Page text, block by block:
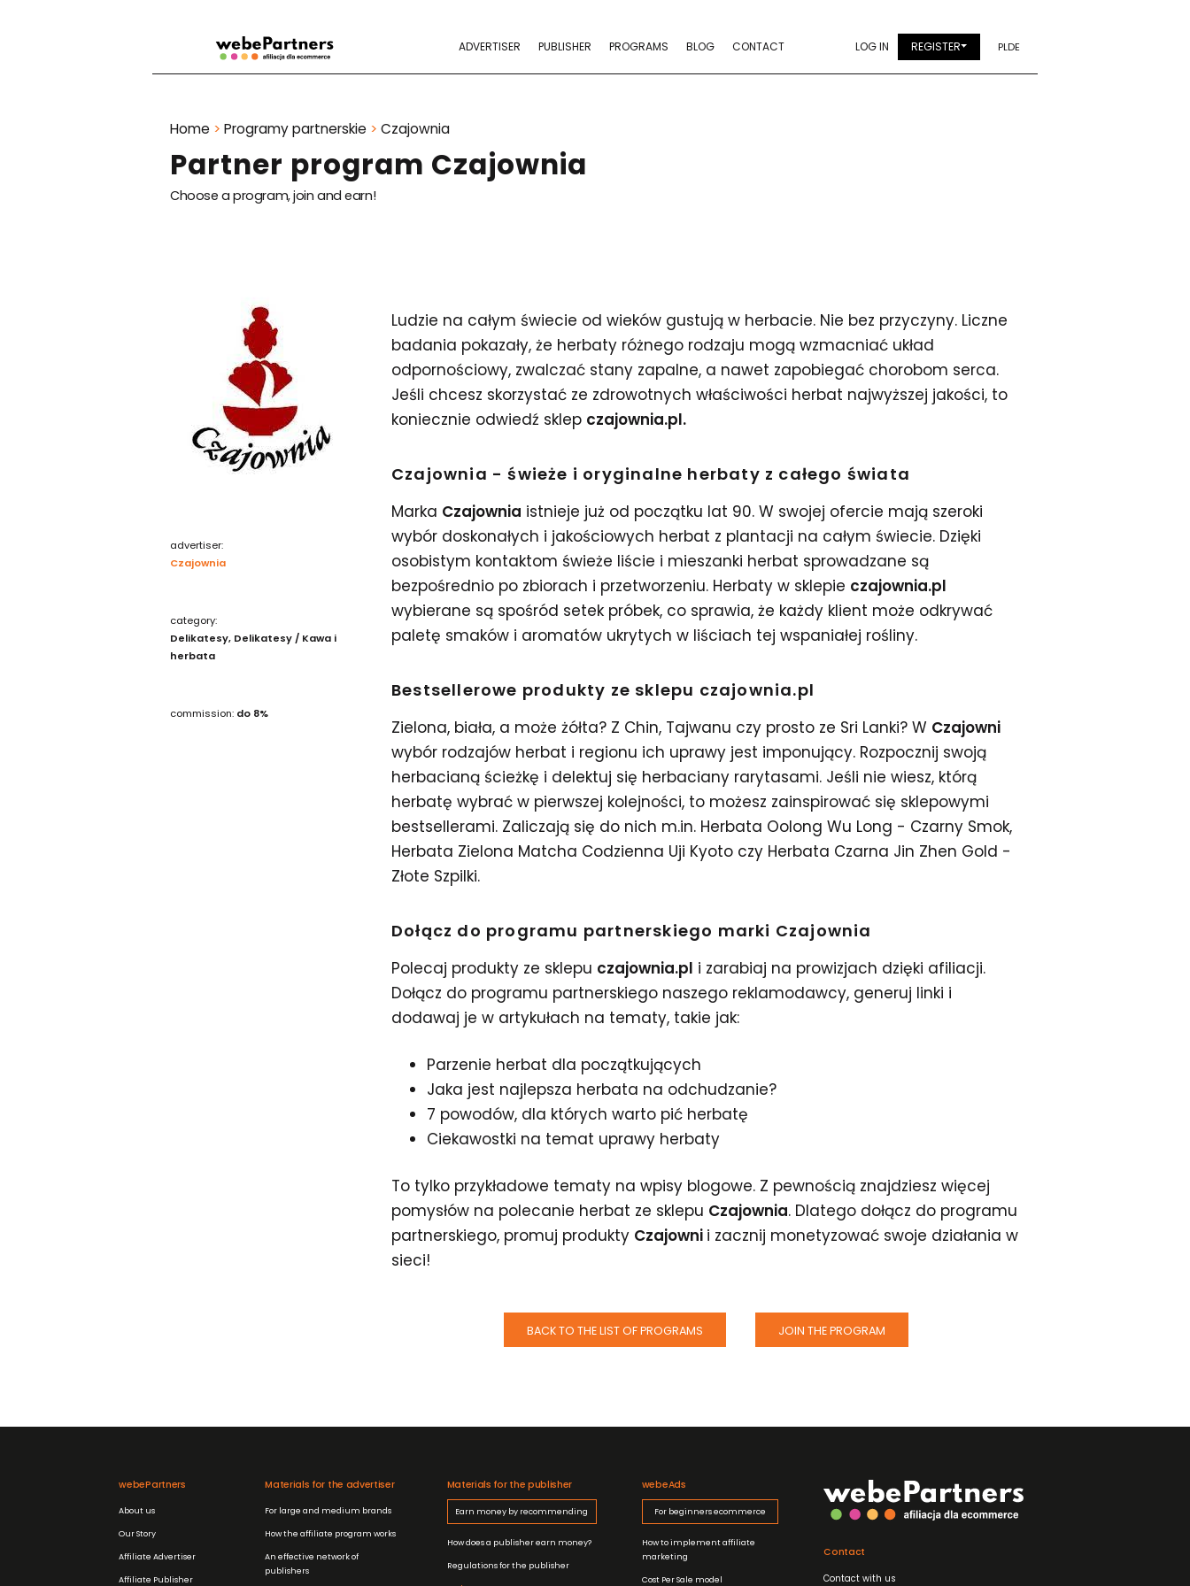
PLDE
LOG IN REGISTER
ADVERTISER PUBLISHER PROGRAMS BLOG CONTACT
Partner program Czajownia
Choose a program, join and earn!
Home > Programy partnerskie > Czajownia
advertiser:
Czajownia
category:
Delikatesy Delikatesy / Kawa i
herbata
commission: do 8%
Ludzie na całym świecie od wieków gustują w herbacie. Nie bez przyczyny. Liczne
badania pokazały, że herbaty różnego rodzaju mogą wzmacniać układ
odpornościowy, zwalczać stany zapalne, a nawet zapobiegać chorobom serca.
Jeśli chcesz skorzystać ze zdrowotnych właściwości herbat najwyższej jakości, to
koniecznie odwiedź sklep czajownia.pl.
Czajownia - świeże i oryginalne herbaty z całego świata
Marka Czajownia istnieje już od początku lat 90. W swojej ofercie mają szeroki
wybór doskonałych i jakościowych herbat z plantacji na całym świecie. Dzięki
osobistym kontaktom świeże liście i mieszanki herbat sprowadzane są
bezpośrednio po zbiorach i przetworzeniu. Herbaty w sklepie czajownia.pl
wybierane są spośród setek próbek, co sprawia, że każdy klient może odkrywać
paletę smaków i aromatów ukrytych w liściach tej wspaniałej rośliny.
Bestsellerowe produkty ze sklepu czajownia.pl
Zielona, biała, a może żółta? Z Chin, Tajwanu czy prosto ze Sri Lanki? W Czajowni
wybór rodzajów herbat i regionu ich uprawy jest imponujący. Rozpocznij swoją
herbacianą ścieżkę i delektuj się herbaciany rarytasami. Jeśli nie wiesz, którą
herbatę wybrać w pierwszej kolejności, to możesz zainspirować się sklepowymi
bestsellerami. Zaliczają się do nich m.in. Herbata Oolong Wu Long - Czarny Smok,
Herbata Zielona Matcha Codzienna Uji Kyoto czy Herbata Czarna Jin Zhen Gold -
Złote Szpilki.
Dołącz do programu partnerskiego marki Czajownia
Polecaj produkty ze sklepu czajownia.pl i zarabiaj na prowizjach dzięki afiliacji.
Dołącz do programu partnerskiego naszego reklamodawcy, generuj linki i
dodawaj je w artykułach na tematy, takie jak:
Parzenie herbat dla początkujących
Jaka jest najlepsza herbata na odchudzanie?
7 powodów, dla których warto pić herbatę
Ciekawostki na temat uprawy herbaty
To tylko przykładowe tematy na wpisy blogowe. Z pewnością znajdziesz więcej
pomysłów na polecanie herbat ze sklepu Czajownia. Dlatego dołącz do programu
partnerskiego, promuj produkty Czajowni i zacznij monetyzować swoje działania w
sieci!
BACK TO THE LIST OF PROGRAMS JOIN THE PROGRAM
webePartners
About us
Our Story
Affiliate Advertiser
Affiliate Publisher
Materials for the advertiser
For large and medium brands
How the affiliate program works
An effective network of
publishers
Materials for the publisher
Earn money by recommending
How does a publisher earn money?
Regulations for the publisher
webeAds
For beginners ecommerce
How to implement affiliate
marketing
Cost Per Sale model
Contact
Contact with us